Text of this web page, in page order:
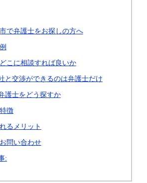
で弁護士をお探しの方へ
こに相談すれば良いか
と交渉ができるのは弁護士だけ
護士をどう探すか
徴
るメリット
問い合わせ
: